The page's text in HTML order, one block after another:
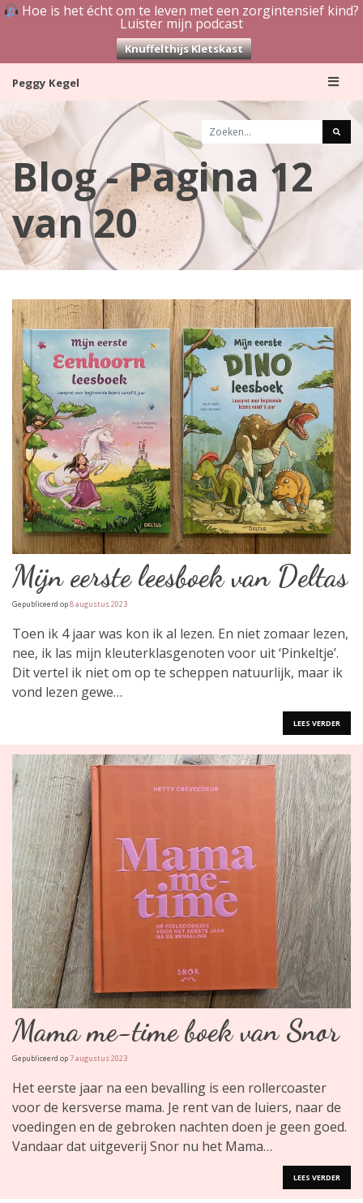
Hoe is het écht om te leven met een zorgintensief kind?
Luister mijn podcast
Knuffelthijs Kletskast
content
Peggy Kegel
Blog - Pagina 12
van 20
B
l
o
g
Mijn eerste leesboek van Deltas
Gepubliceerd op8 augustus 2023
Toen ik 4 jaar was kon ik al lezen. En niet zomaar lezen,
nee, ik las mijn kleuterklasgenoten voor uit ‘Pinkeltje’.
Dit vertel ik niet om op te scheppen natuurlijk, maar ik
vond lezen gewe…
LEES VERDER
Mama me-time boek van Snor
Gepubliceerd op7 augustus 2023
Het eerste jaar na een bevalling is een rollercoaster
voor de kersverse mama. Je rent van de luiers, naar de
voedingen en de gebroken nachten doen je geen goed.
Vandaar dat uitgeverij Snor nu het Mama…
LEES VERDER